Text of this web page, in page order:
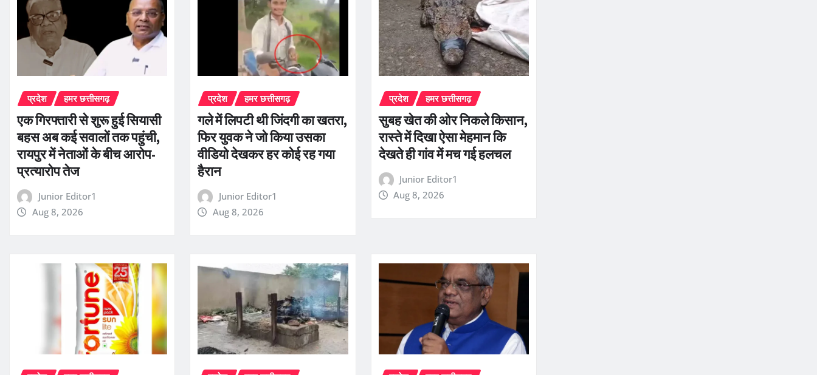
प्रदेश हमर छत्तीसगढ़
एक गिरफ्तारी से शुरू हुई सियासी
बहस अब कई सवालों तक पहुंची,
रायपुर में नेताओं के बीच आरोप-
प्रत्यारोप तेज
Junior Editor1
Aug 8, 2026
प्रदेश हमर छत्तीसगढ़
गले में लिपटी थी जिंदगी का खतरा,
फिर युवक ने जो किया उसका
वीडियो देखकर हर कोई रह गया
हैरान
Junior Editor1
Aug 8, 2026
प्रदेश हमर छत्तीसगढ़
सुबह खेत की ओर निकले किसान,
रास्ते में दिखा ऐसा मेहमान कि
देखते ही गांव में मच गई हलचल
Junior Editor1
Aug 8, 2026